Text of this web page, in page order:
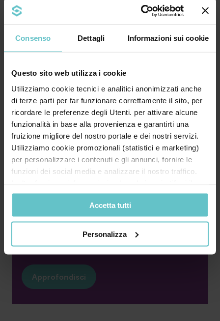
Consenso Dettagli Informazioni sui cookie
Questo sito web utilizza i cookie
Utilizziamo cookie tecnici e analitici anonimizzati anche
di terze parti per far funzionare correttamente il sito, per
ricordare le preferenze degli Utenti. per attivare alcune
funzionalità in base alla provenienza e garantirti una
fruizione migliore del nostro portale e dei nostri servizi.
Utilizziamo cookie promozionali (statistici e marketing)
per personalizzare i contenuti e gli annunci, fornire le
funzioni dei social media e analizzare il nostro traffico.
nostro sito ai nostri partner che si occupano di analisi dei
dati web, pubblicità e social media, i quali potrebbero
combinarle con altre informazioni che hai fornito loro o
che hanno raccolto in base al tuo utilizzo dei loro servizi.
cookie potranno essere implementati ad esclusione di
quelli tecnici che sono necessari per il funzionamento del
sito. Cliccando su “ACCETTA TUTTI” invece accetterai di
implementare tutti i cookie. Chiudendo questo banner
Accetta tutti
Personalizza
cominciamo! 1. L’iperammortamento consiste in
Luglio 2026 News
Transizione 4.0: come compilare
correttamente il modello F24 ed
evitare lo scarto del credito?
Per gli investimenti agevolati con il credito
d’imposta Transizione 4.0 è fondamentale
prestare atte...
Approfondisci